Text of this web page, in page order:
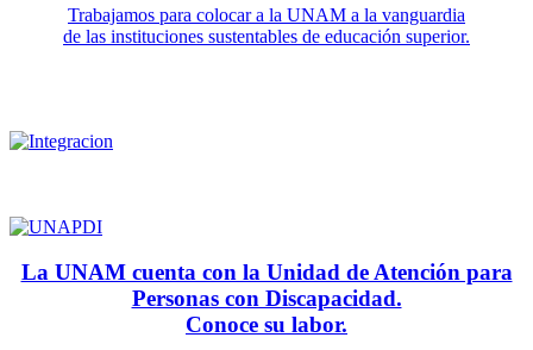
Trabajamos para colocar a la UNAM a la vanguardia
de las instituciones sustentables de educación superior.
La UNAM cuenta con la Unidad de Atención para
Personas con Discapacidad.
Conoce su labor.